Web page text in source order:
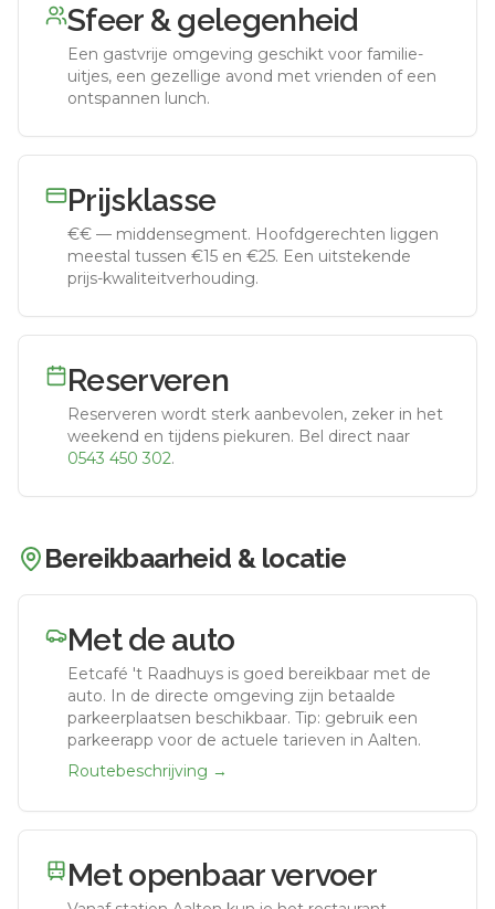
Sfeer & gelegenheid
Een gastvrije omgeving geschikt voor familie-
uitjes, een gezellige avond met vrienden of een
ontspannen lunch.
Prijsklasse
€€ — middensegment. Hoofdgerechten liggen
meestal tussen €15 en €25. Een uitstekende
prijs-kwaliteitverhouding.
Reserveren
Reserveren wordt sterk aanbevolen, zeker in het
weekend en tijdens piekuren. Bel direct naar
0543 450 302.
Bereikbaarheid & locatie
Met de auto
Eetcafé 't Raadhuys is goed bereikbaar met de
auto. In de directe omgeving zijn betaalde
parkeerplaatsen beschikbaar. Tip: gebruik een
parkeerapp voor de actuele tarieven in Aalten.
Routebeschrijving →
Met openbaar vervoer